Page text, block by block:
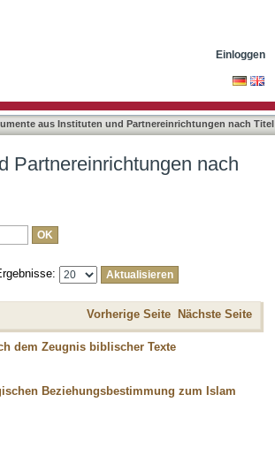
Einloggen
aus Instituten und Partnereinrichtungen nach Titel
Partnereinrichtungen nach
Vorherige Seite Nächste Seite
dem Zeugnis biblischer Texte
Beziehungsbestimmung zum Islam